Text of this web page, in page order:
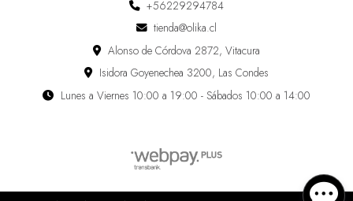
+56229294784
tienda@olika.cl
Alonso de Córdova 2872, Vitacura
Isidora Goyenechea 3200, Las Condes
Lunes a Viernes 10:00 a 19:00 - Sábados 10:00 a 14:00